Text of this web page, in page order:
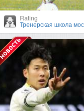
Rating
Тренерская школа